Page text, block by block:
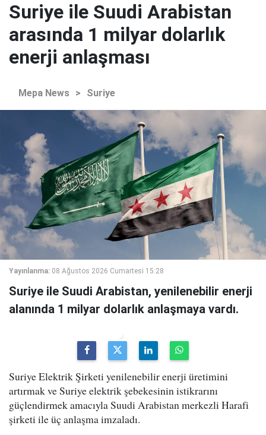
Suriye ile Suudi Arabistan
arasında 1 milyar dolarlık
enerji anlaşması
Mepa News > Suriye
Yayınlanma: 08 Ağustos 2026 Cumartesi 15:28
Suriye ile Suudi Arabistan, yenilenebilir enerji
alanında 1 milyar dolarlık anlaşmaya vardı.
Suriye Elektrik Şirketi yenilenebilir enerji üretimini
artırmak ve Suriye elektrik şebekesinin istikrarını
güçlendirmek amacıyla Suudi Arabistan merkezli Harafi
şirketi ile üç anlaşma imzaladı.